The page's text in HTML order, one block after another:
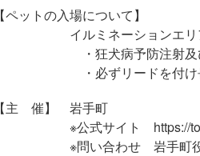
【ペットの入場について】
イルミネーションエリアは
・狂犬病予防注射及び混合
・必ずリードを付け長さを
【主 催】 岩手町
※公式サイト https://
※問い合わせ 岩手町役場